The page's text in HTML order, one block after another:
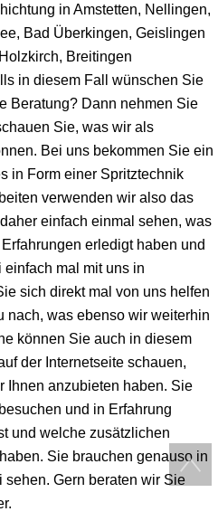
in Amstetten, Nellingen,
, Bad Überkingen, Geislingen
Breitingen
in diesem Fall wünschen Sie
Beratung? Dann nehmen Sie
Sie, was wir als
Bei uns bekommen Sie ein
in Form einer Spritztechnik
verwenden wir also das
einfach einmal sehen, was
erledigt haben und
mal mit uns in
sich direkt mal von uns helfen
nach, was ebenso wir weiterhin
können Sie auch in diesem
der Internetseite schauen,
Ihnen anzubieten haben. Sie
und in Erfahrung
und welche zusätzlichen
Sie brauchen genauso in
Gern beraten wir Sie